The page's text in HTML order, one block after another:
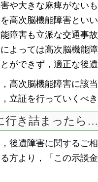
や大きな麻痺がない
高次脳機能障害といい
障害も立派な交通事故
よっては高次脳機能
ができず，適正な後
高次脳機能障害に該
立証を行っていくべ
行き詰まったら…
後遺障害に関するご
方より，「この示談